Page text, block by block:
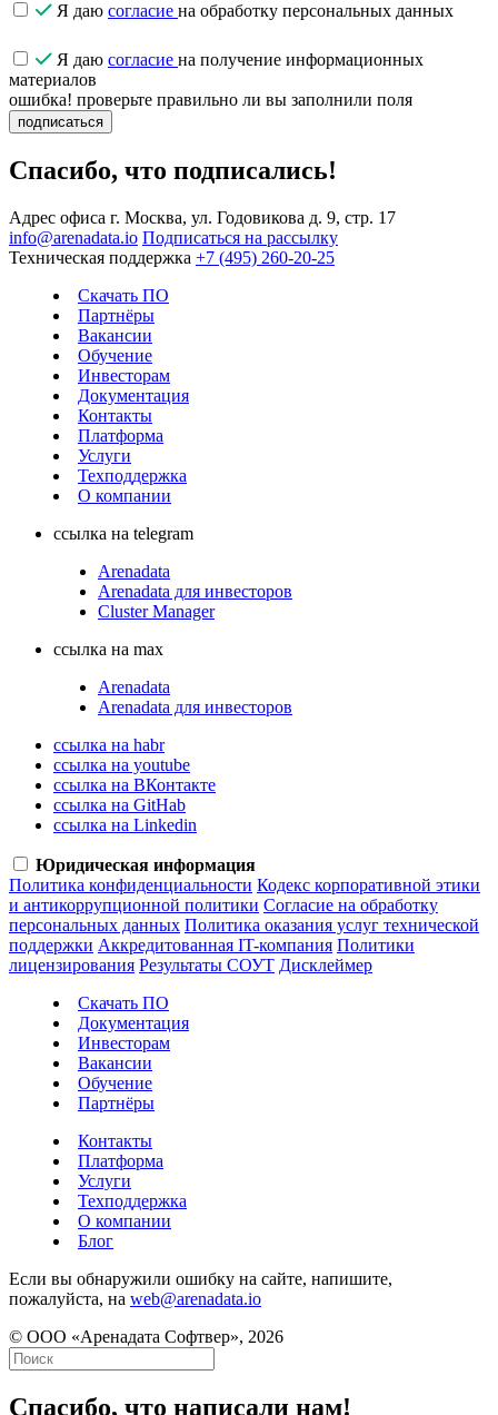
Я даю согласие на обработку персональных данных
Я даю согласие на получение информационных
материалов
ошибка! проверьте правильно ли вы заполнили поля
подписаться
Спасибо, что подписались!
Адрес офиса г. Москва, ул. Годовикова д. 9, стр. 17
info@arenadata.io Подписаться на рассылку
Техническая поддержка +7 (495) 260-20-25
Скачать ПО
Партнёры
Вакансии
Обучение
Инвесторам
Документация
Контакты
Платформа
Услуги
Техподдержка
О компании
ссылка на telegram
Arenadata
Arenadata для инвесторов
Cluster Manager
ссылка на max
Arenadata
Arenadata для инвесторов
ссылка на habr
ссылка на youtube
ссылка на ВКонтакте
ссылка на GitHab
ссылка на Linkedin
Юридическая информация
Политика конфиденциальности Кодекс корпоративной этики
и антикоррупционной политики Согласие на обработку
персональных данных Политика оказания услуг технической
поддержки Аккредитованная IT-компания Политики
лицензирования Результаты СОУТ Дисклеймер
Скачать ПО
Документация
Инвесторам
Вакансии
Обучение
Партнёры
Контакты
Платформа
Услуги
Техподдержка
О компании
Блог
Если вы обнаружили ошибку на сайте, напишите,
пожалуйста, на web@arenadata.io
© ООО «Аренадата Софтвер», 2026
Спасибо, что написали нам!